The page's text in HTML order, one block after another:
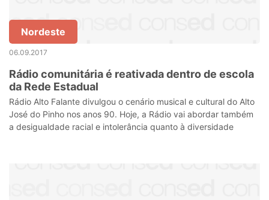
Nordeste
06.09.2017
Rádio comunitária é reativada dentro de escola
da Rede Estadual
Rádio Alto Falante divulgou o cenário musical e cultural do Alto
José do Pinho nos anos 90. Hoje, a Rádio vai abordar também
a desigualdade racial e intolerância quanto à diversidade